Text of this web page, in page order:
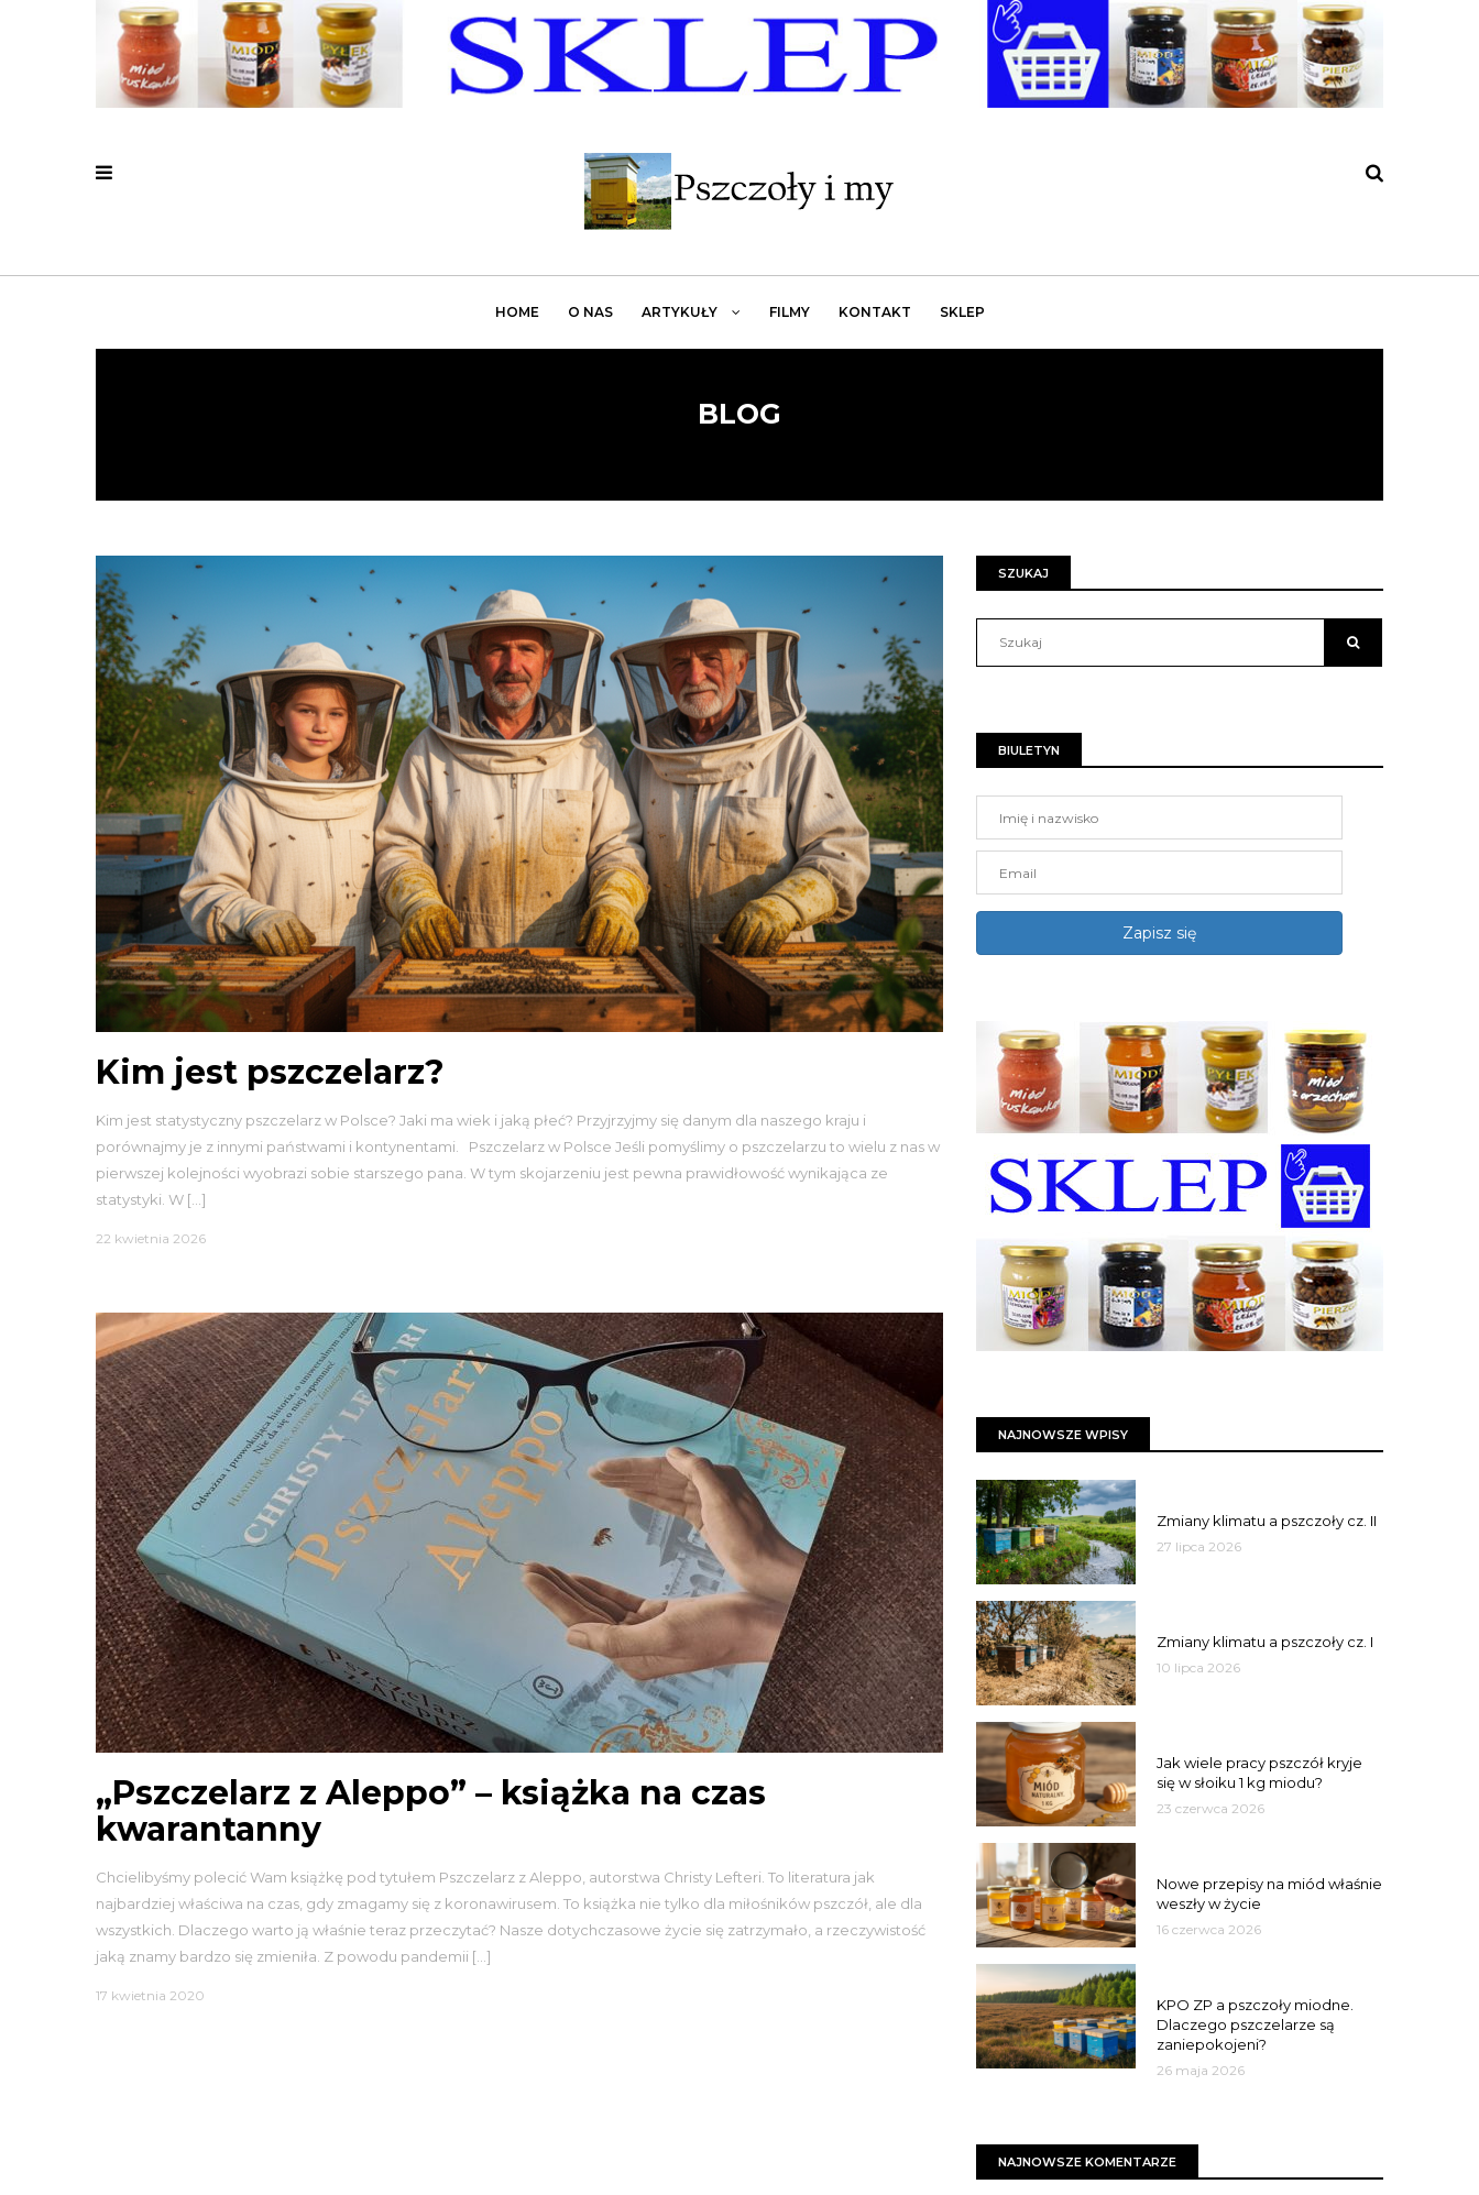
HOME O NAS ARTYKUŁY FILMY KONTAKT SKLEP
BLOG
Kim jest pszczelarz?
Kim jest statystyczny pszczelarz w Polsce? Jaki ma wiek i jaką płeć? Przyjrzyjmy się danym dla naszego kraju i
porównajmy je z innymi państwami i kontynentami. Pszczelarz w Polsce Jeśli pomyślimy o pszczelarzu to wielu z nas w
pierwszej kolejności wyobrazi sobie starszego pana. W tym skojarzeniu jest pewna prawidłowość wynikająca ze
statystyki. W […]
22 kwietnia 2026
„Pszczelarz z Aleppo” – książka na czas
kwarantanny
Chcielibyśmy polecić Wam książkę pod tytułem Pszczelarz z Aleppo, autorstwa Christy Lefteri. To literatura jak
najbardziej właściwa na czas, gdy zmagamy się z koronawirusem. To książka nie tylko dla miłośników pszczół, ale dla
wszystkich. Dlaczego warto ją właśnie teraz przeczytać? Nasze dotychczasowe życie się zatrzymało, a rzeczywistość
jaką znamy bardzo się zmieniła. Z powodu pandemii […]
17 kwietnia 2020
SZUKAJ
BIULETYN
NAJNOWSZE WPISY
Zmiany klimatu a pszczoły cz. II
27 lipca 2026
Zmiany klimatu a pszczoły cz. I
10 lipca 2026
Jak wiele pracy pszczół kryje
się w słoiku 1 kg miodu?
23 czerwca 2026
Nowe przepisy na miód właśnie
weszły w życie
16 czerwca 2026
KPO ZP a pszczoły miodne.
Dlaczego pszczelarze są
zaniepokojeni?
26 maja 2026
NAJNOWSZE KOMENTARZE